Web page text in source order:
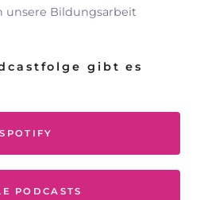
unsere Bildungsarbeit
gibt es
SPOTIFY
PODCASTS